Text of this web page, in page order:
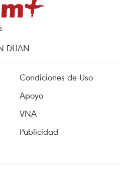
DUAN
Condiciones de Uso
Apoyo
VNA
Publicidad